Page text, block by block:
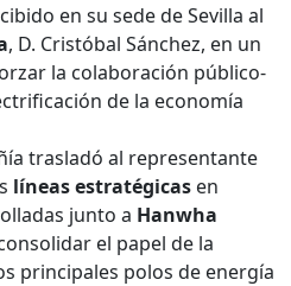
en su sede de Sevilla al
, D. Cristóbal Sánchez, en un
la colaboración público-
de la economía
trasladó al representante
líneas estratégicas en
junto a Hanwha
el papel de la
principales polos de energía